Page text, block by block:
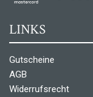
LINKS
Gutscheine
AGB
Widerrufsrecht